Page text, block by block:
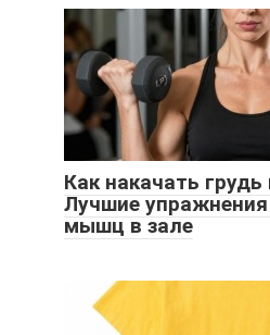
Как накачать
Лучшие
мышц в зале